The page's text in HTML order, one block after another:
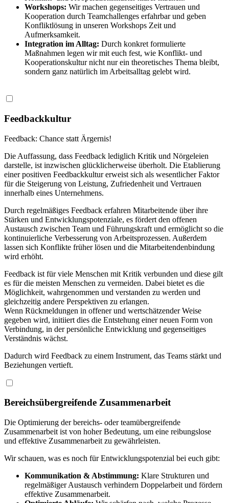
Workshops: Wir machen gegenseitiges Vertrauen und
Kooperation durch Teamchallenges erfahrbar und geben
Konfliktlösung in unseren Workshops Zeit und
Aufmerksamkeit.
Integration im Alltag: Durch konkret formulierte
Maßnahmen legen wir mit euch fest, wie Konflikt‑ und
Kooperationskultur nicht nur ein theoretisches Thema bleibt,
sondern ganz natürlich im Arbeitsalltag gelebt wird.
Feedbackkultur
Feedback: Chance statt Ärgernis!​
Die Auffassung, dass Feedback lediglich Kritik und Nörgeleien
darstelle, ist inzwischen glücklicherweise überholt. Die Etablierung
einer positiven Feedbackkultur erweist sich als wesentlicher Faktor
für die Steigerung von Leistung, Zufriedenheit und Vertrauen
innerhalb eines Unternehmens.
Durch regelmäßiges Feedback erfahren Mitarbeitende über ihre
Stärken und Entwicklungspotenziale, es fördert den offenen
Austausch zwischen Team und Führungskraft und ermöglicht so die
kontinuierliche Verbesserung von Arbeitsprozessen. Außerdem
lassen sich Konflikte früher lösen und die Mitarbeitendenbindung
wird erhöht.
Feedback ist für viele Menschen mit Kritik verbunden und diese gilt
es für die meisten Menschen zu vermeiden. Dabei bietet es die
Möglichkeit, wahrgenommen und verstanden zu werden und
gleichzeitig andere Perspektiven zu erlangen.
Wenn Rückmeldungen in offenerund wertschätzender Weise
gegeben wird, initiiert dies die Entstehung einer neuen Form von
Verbindung, in derpersönliche Entwicklung und gegenseitiges
Verständnis wächst.
Dadurch wird Feedback zu einem Instrument, das Teams stärkt und
Beziehungen vertieft.
Bereichsübergreifende Zusammenarbeit
Die Optimierung der bereichs- oder teamübergreifende
Zusammenarbeit ist von hoher Bedeutung, um eine reibungslose
und effektive Zusammenarbeit zu gewährleisten.
Wir schauen, was es noch für Entwicklungspotenzial bei euch gibt:
Kommunikation & Abstimmung: Klare Strukturen und
regelmäßiger Austausch verhindern Doppelarbeit und fördern
effektive Zusammenarbeit.​